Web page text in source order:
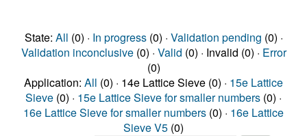
State: All (0) · In progress(0) · Validation pending (0) ·
Validation inconclusive(0) · Valid (0) · Invalid (0) · Error
(0)
Application: All (0) · 14e Lattice Sieve (0) · 15e Lattice
Sieve (0) · 15e Lattice Sieve for smaller numbers (0) ·
16e Lattice Sieve for smaller numbers (0) · 16e Lattice
Sieve V5 (0)